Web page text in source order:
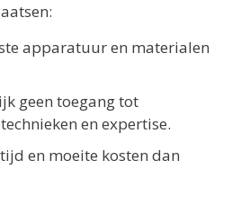
apparatuur en materialen
geen toegang tot
en expertise.
en moeite kosten dan